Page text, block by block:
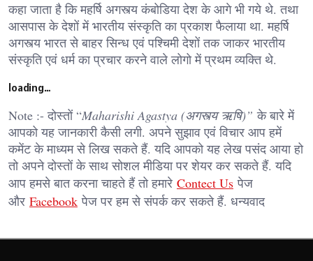
कहा जाता है कि महर्षि अगस्त्य कंबोडिया देश के आगे भी गये थे. तथा
आसपास के देशों में भारतीय संस्कृति का प्रकाश फैलाया था. महर्षि
अगस्त्य भारत से बाहर सिन्ध एवं पश्चिमी देशों तक जाकर भारतीय
संस्कृति एवं धर्म का प्रचार करने वाले लोगो में प्रथम व्यक्ति थे.
loading…
Note :- दोस्तों “Maharishi Agastya (अगस्त्य ऋषि)” के बारे में
आपको यह जानकारी कैसी लगी. अपने सुझाव एवं विचार आप हमें
कमेंट के माध्यम से लिख सकते हैं. यदि आपको यह लेख पसंद आया हो
तो अपने दोस्तों के साथ सोशल मीडिया पर शेयर कर सकते हैं. यदि
आप हमसे बात करना चाहते हैं तो हमारे Contect Us पेज
और Facebook पेज पर हम से संपर्क कर सकते हैं. धन्यवाद